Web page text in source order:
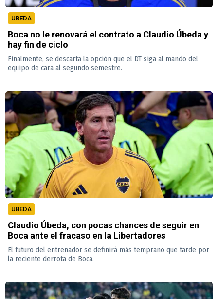
UBEDA
Boca no le renovará el contrato a Claudio Úbeda y
hay fin de ciclo
Finalmente, se descarta la opción que el DT siga al mando del
equipo de cara al segundo semestre.
UBEDA
Claudio Úbeda, con pocas chances de seguir en
Boca ante el fracaso en la Libertadores
El futuro del entrenador se definirá más temprano que tarde por
la reciente derrota de Boca.